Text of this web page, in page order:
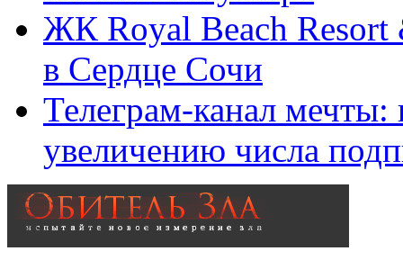
ЖК Royal Beach
в Сердце Сочи
Телеграм-канал мечты:
увеличению числа